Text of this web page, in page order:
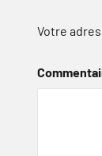
Votre